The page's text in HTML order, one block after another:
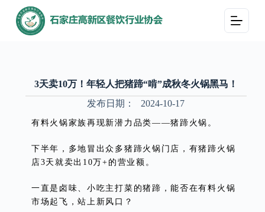
跳
过
3天卖10万！年轻人把猪蹄“啃”成秋冬火锅黑马！
发布日期：
2024-10-17
有料火锅家族再现新潜力品类——猪蹄火锅。
下半年，多地冒出众多猪蹄火锅门店，有猪蹄火锅
店3天就卖出10万+的营业额。
一直是卤味、小吃主打菜的猪蹄，能否在有料火锅
市场起飞，站上新风口？